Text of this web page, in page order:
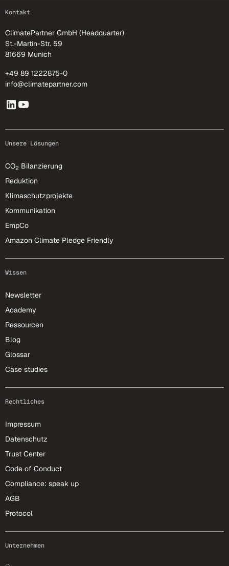
Kontakt
ClimatePartner GmbH (Headquarter)
St.-Martin-Str. 59
81669 Munich
+49 89 1222875-0
info@climatepartner.com
Unsere Lösungen
CO2 Bilanzierung
Reduktion
Klimaschutzprojekte
Kommunikation
EmpCo
Amazon Climate Pledge Friendly
Wissen
Newsletter
Academy
Ressourcen
Blog
Glossar
Case studies
Rechtliches
Impressum
Datenschutz
Trust Center
Code of Conduct
Compliance: speak up
AGB
Protocol
Unternehmen